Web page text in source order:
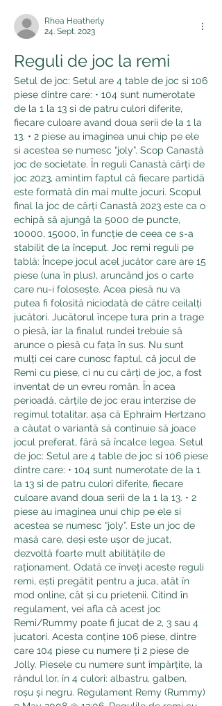
Rhea Heatherly
24. Sept. 2023
Reguli de joc la remi
Setul de joc: Setul are 4 table de joc si 106
piese dintre care: • 104 sunt numerotate
de la 1 la 13 si de patru culori diferite,
fiecare culoare avand doua serii de la 1 la
13. • 2 piese au imaginea unui chip pe ele
si acestea se numesc “joly”. Scop Canastă
joc de societate. În reguli Canastă cărți de
joc 2023, amintim faptul că fiecare partidă
este formată din mai multe jocuri. Scopul
final la joc de cărți Canastă 2023 este ca o
echipă să ajungă la 5000 de puncte,
10000, 15000, în funcție de ceea ce s-a
stabilit de la început. Joc remi reguli pe
tablă: Începe jocul acel jucător care are 15
piese (una în plus), aruncând jos o carte
care nu-i folosește. Acea piesă nu va
putea fi folosită niciodată de către ceilalți
jucători. Jucătorul începe tura prin a trage
o piesă, iar la finalul rundei trebuie să
arunce o piesă cu fața în sus. Nu sunt
mulți cei care cunosc faptul, că jocul de
Remi cu piese, ci nu cu cărți de joc, a fost
inventat de un evreu român. În acea
perioadă, cărțile de joc erau interzise de
regimul totalitar, așa că Ephraim Hertzano
a căutat o variantă să continuie să joace
jocul preferat, fără să încalce legea. Setul
de joc: Setul are 4 table de joc si 106 piese
dintre care: • 104 sunt numerotate de la 1
la 13 si de patru culori diferite, fiecare
culoare avand doua serii de la 1 la 13. • 2
piese au imaginea unui chip pe ele si
acestea se numesc “joly”. Este un joc de
masă care, deși este ușor de jucat,
dezvoltă foarte mult abilitățile de
raționament. Odată ce înveți aceste reguli
remi, ești pregătit pentru a juca, atât în
mod online, cât și cu prietenii. Citind în
regulament, vei afla că acest joc
Remi/Rummy poate fi jucat de 2, 3 sau 4
jucatori. Acesta conține 106 piese, dintre
care 104 piese cu numere ți 2 piese de
Jolly. Piesele cu numere sunt împărțite, la
rândul lor, în 4 culori: albastru, galben,
roșu și negru. Regulament Remy (Rummy)